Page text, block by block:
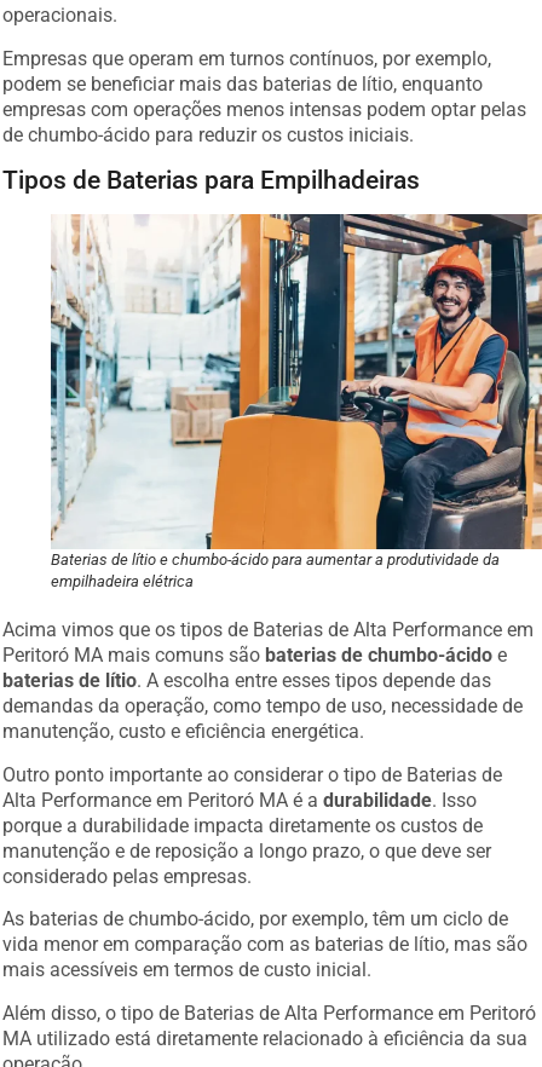
operacionais.
Empresas que operam em turnos contínuos, por exemplo,
podem se beneficiar mais das baterias de lítio, enquanto
empresas com operações menos intensas podem optar pelas
de chumbo-ácido para reduzir os custos iniciais.
Tipos de Baterias para Empilhadeiras
Baterias de lítio e chumbo-ácido para aumentar a produtividade da
empilhadeira elétrica
Acima vimos que os tipos de Baterias de Alta Performance em
Peritoró MA mais comuns são baterias de chumbo-ácido e
baterias de lítio
. A escolha entre esses tipos depende das
demandas da operação, como tempo de uso, necessidade de
manutenção, custo e eficiência energética.
Outro ponto importante ao considerar o tipo de Baterias de
Alta Performance em Peritoró MA é a
durabilidade
. Isso
porque a durabilidade impacta diretamente os custos de
manutenção e de reposição a longo prazo, o que deve ser
considerado pelas empresas.
As baterias de chumbo-ácido, por exemplo, têm um ciclo de
vida menor em comparação com as baterias de lítio, mas são
mais acessíveis em termos de custo inicial.
Além disso, o tipo de Baterias de Alta Performance em Peritoró
MA utilizado está diretamente relacionado à eficiência da sua
operação.